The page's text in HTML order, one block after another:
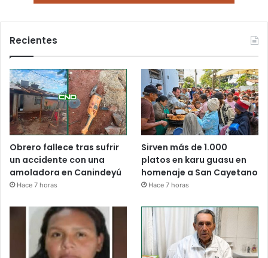
Recientes
Obrero fallece tras sufrir
un accidente con una
amoladora en Canindeyú
Hace 7 horas
Sirven más de 1.000
platos en karu guasu en
homenaje a San Cayetano
Hace 7 horas